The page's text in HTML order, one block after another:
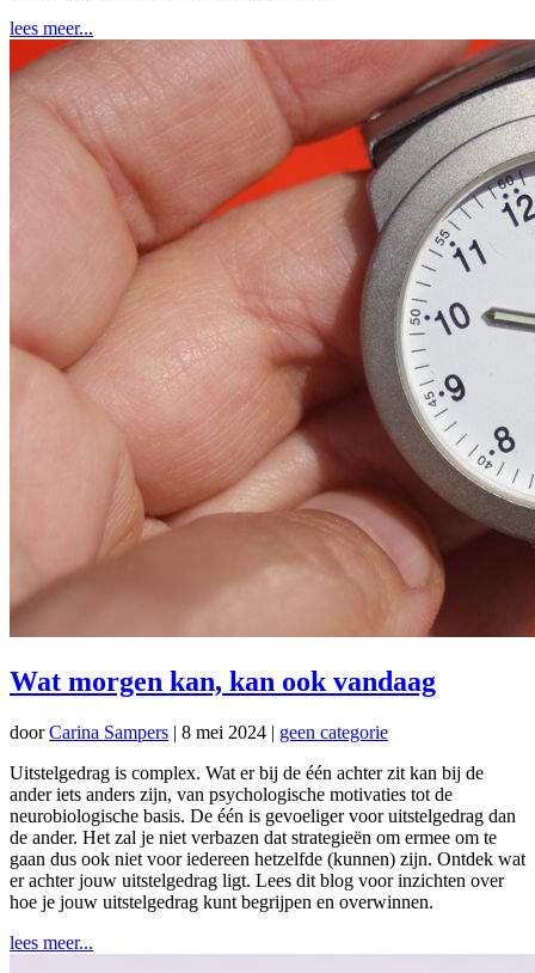
lees meer...
Wat morgen kan, kan ook vandaag
doorCarina Sampers | 8 mei 2024 | geen categorie
Uitstelgedrag is complex. Wat er bij de één achter zit kan bij de
ander iets anders zijn, van psychologische motivaties tot de
neurobiologische basis. De één is gevoeliger voor uitstelgedrag dan
de ander. Het zal je niet verbazen dat strategieën om ermee om te
gaan dus ook niet voor iedereen hetzelfde (kunnen) zijn. Ontdek wat
er achter jouw uitstelgedrag ligt. Lees dit blog voor inzichten over
hoe je jouw uitstelgedrag kunt begrijpen en overwinnen.
lees meer...